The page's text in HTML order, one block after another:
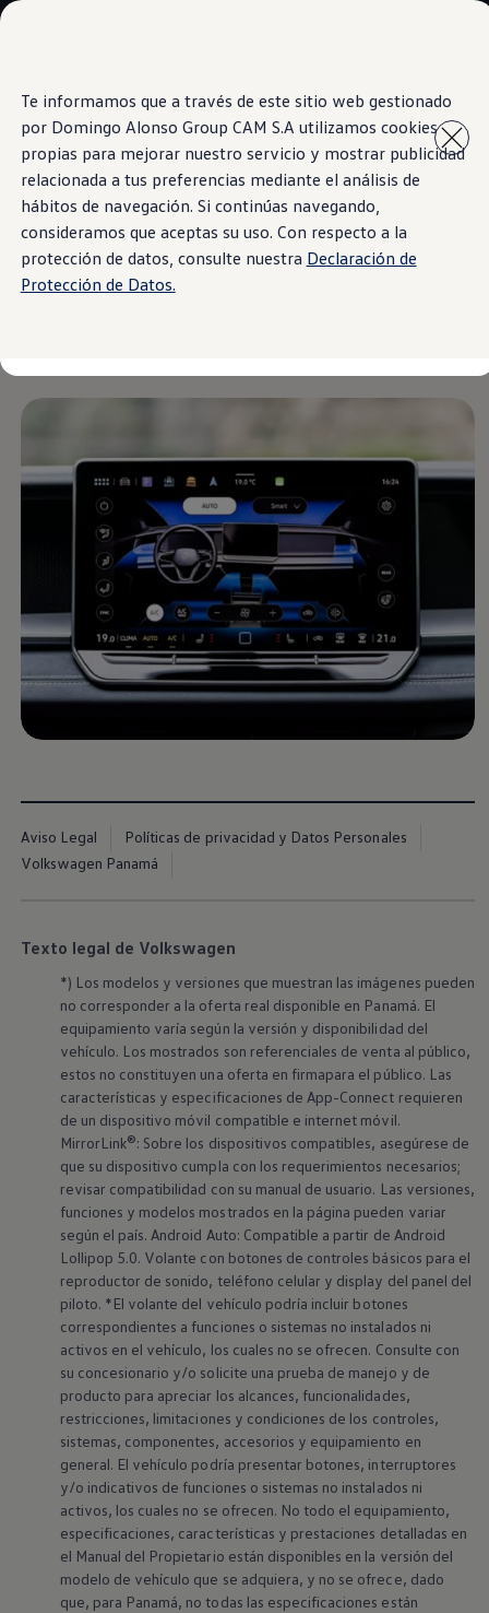
Te informamos que a través de este sitio web gestionado
por Domingo Alonso Group CAM S.A utilizamos cookies
propias para mejorar nuestro servicio y mostrar publicidad
relacionada a tus preferencias mediante el análisis de
hábitos de navegación. Si continúas navegando,
consideramos que aceptas su uso. Con respecto a la
protección de datos, consulte nuestra Declaración de
Protección de Datos.
Saltar al
contenido
principal
Saltar
a pie
página
Test Drive
Contáctanos
Marca y Experiencia
Volkswagen Panamá
Espacio Exclusivo para Prensa
Latin NCAP
Tengo un Volkswagen
Manuales Volkswagen
Takata Airbag Recall Campaign
Noticias
NuevoTiguan
Cotizar
Information
Clima a tu Medida
Aviso Legal
Políticas de privacidad y Datos Personales
Volkswagen Panamá
Texto legal de Volkswagen
*) Los modelos y versiones que muestran las imágenes pueden
no corresponder a la oferta real disponible en Panamá. El
equipamiento varía según la versión y disponibilidad del
vehículo. Los mostrados son referenciales de venta al público,
estos no constituyen una oferta en firmapara el público. Las
características y especificaciones de App-Connect requieren
de un dispositivo móvil compatible e internet móvil.
MirrorLink®: Sobre los dispositivos compatibles, asegúrese de
que su dispositivo cumpla con los requerimientos necesarios;
revisar compatibilidad con su manual de usuario. Las versiones,
funciones y modelos mostrados en la página pueden variar
según el país. Android Auto: Compatible a partir de Android
Lollipop 5.0. Volante con botones de controles básicos para el
reproductor de sonido, teléfono celular y display del panel del
piloto. *El volante del vehículo podría incluir botones
correspondientes a funciones o sistemas no instalados ni
activos en el vehículo, los cuales no se ofrecen. Consulte con
su concesionario y/o solicite una prueba de manejo y de
producto para apreciar los alcances, funcionalidades,
restricciones, limitaciones y condiciones de los controles,
sistemas, componentes, accesorios y equipamiento en
general. El vehículo podría presentar botones, interruptores
y/o indicativos de funciones o sistemas no instalados ni
activos, los cuales no se ofrecen. No todo el equipamiento,
especificaciones, características y prestaciones detalladas en
el Manual del Propietario están disponibles en la versión del
modelo de vehículo que se adquiera, y no se ofrece, dado
que, para Panamá, no todas las especificaciones están